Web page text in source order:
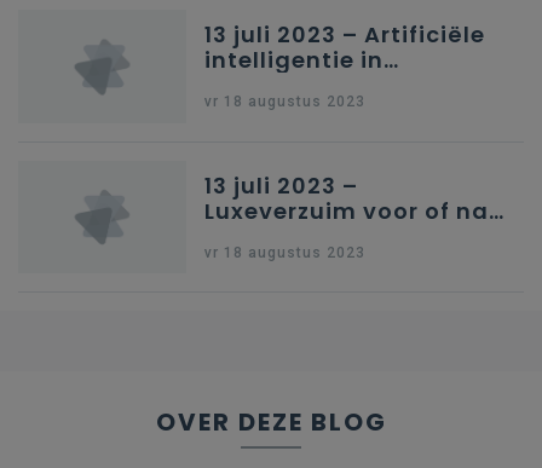
13 juli 2023 – Artificiële
intelligentie in
vr 18 augustus 2023
13 juli 2023 –
Luxeverzuim voor of na
vr 18 augustus 2023
OVER DEZE BLOG